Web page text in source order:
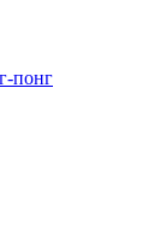
понг